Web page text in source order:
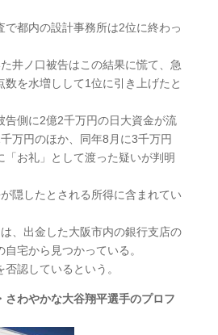
で都内の設計事務所は2位に終わっ
井ノ口被告はこの結果に慌て、急
数を水増しして1位に引き上げたと
告側に2億2千万円の日大資金が流
万円のほか、同年8月に3千万円
「お礼」として渡った疑いが判明
隠したとされる所得に含まれてい
、出金した大阪市内の銀行支店の
宅から見つかっている。
認しているという。
さわやかな大谷翔平選手のプロフ